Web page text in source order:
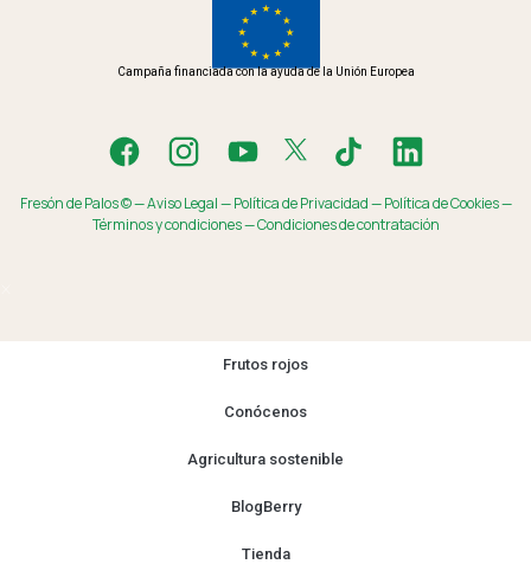
Campaña financiada con la ayuda de la Unión Europea
Fresón de Palos © —Aviso Legal—Política de Privacidad—Política de Cookies—
Términos y condiciones—Condiciones de contratación
Frutos rojos
Conócenos
Agricultura sostenible
BlogBerry
Tienda